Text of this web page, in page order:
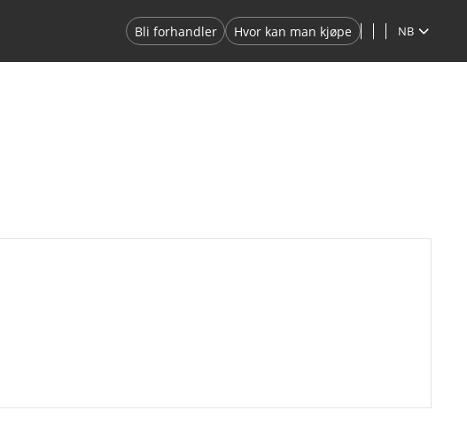
Bli forhandler Hvor kan man kjøpe NB